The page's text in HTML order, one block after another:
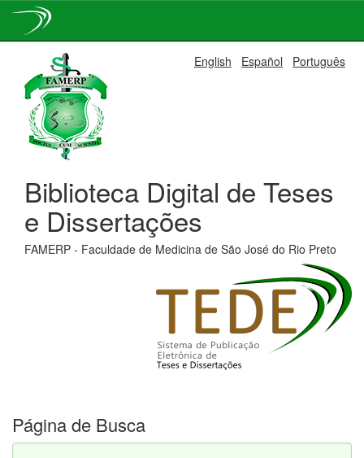
navigation
English Español Português
Biblioteca Digital de Teses
e Dissertações
FAMERP - Faculdade de Medicina de São José do Rio Preto
Página de Busca